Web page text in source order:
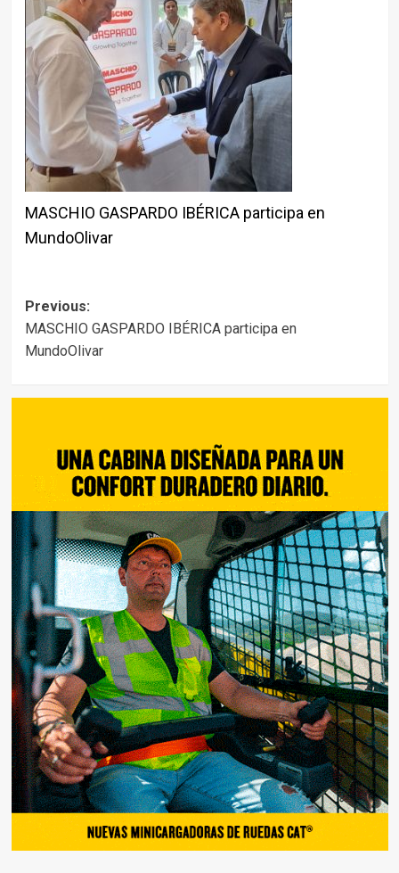
MASCHIO GASPARDO IBÉRICA participa en
MundoOlivar
Post
navigation
Previous:
MASCHIO GASPARDO IBÉRICA participa en
MundoOlivar